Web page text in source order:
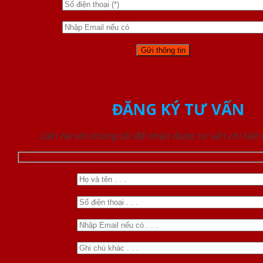
ĐĂNG KÝ TƯ VẤN
Liên hệ với chúng tôi để nhận được tư vấn chi tiết